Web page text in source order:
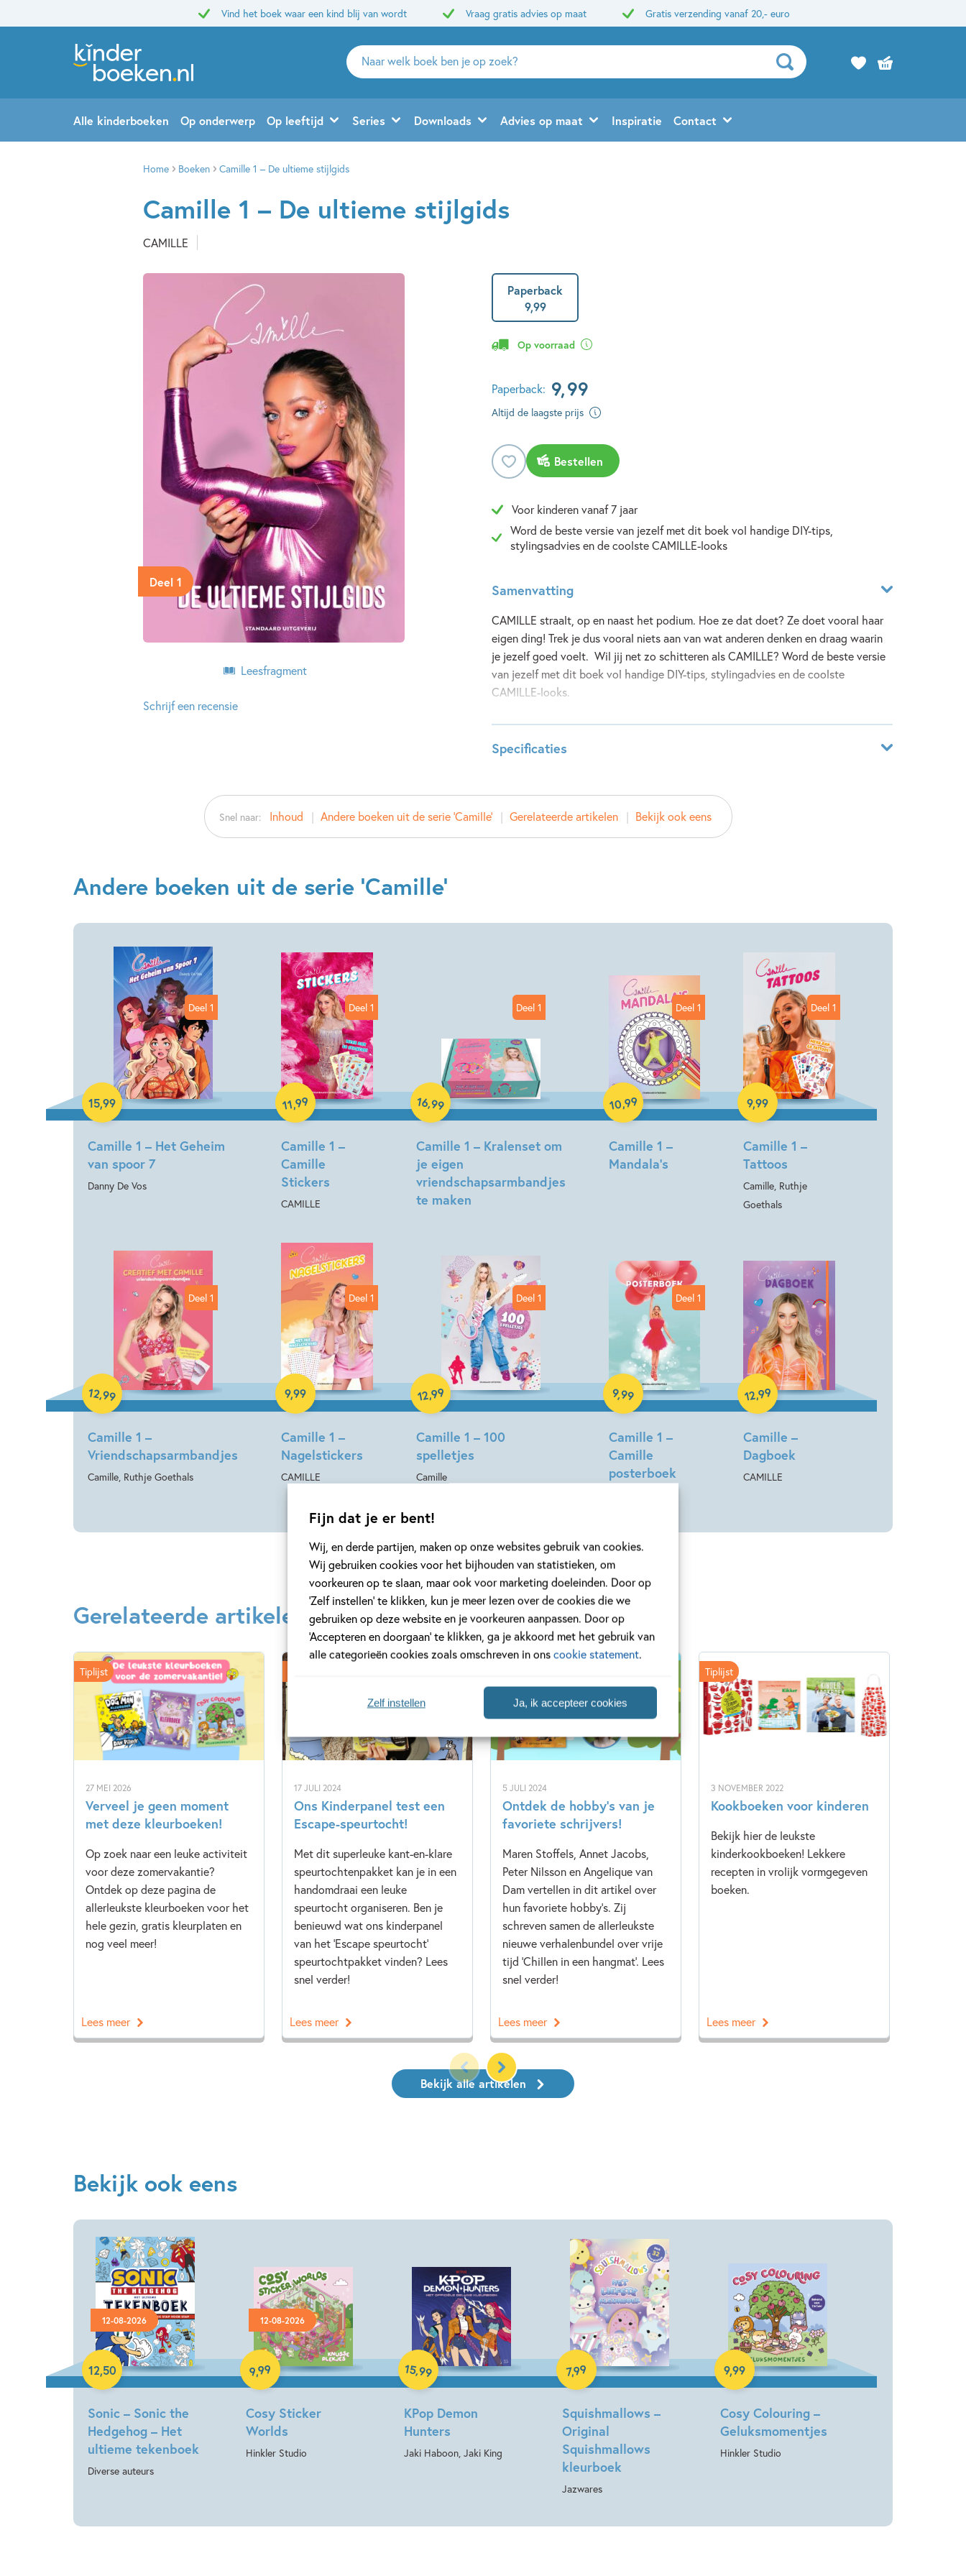
Fijn dat je er bent!
Wij, en derde partijen, maken op onze websites gebruik van cookies.
Wij gebruiken cookies voor het bijhouden van statistieken, om
voorkeuren op te slaan, maar ook voor marketing doeleinden. Door op
‘Zelf instellen’ te klikken, kun je meer lezen over de cookies die we
gebruiken op deze website en je voorkeuren aanpassen. Door op
‘Accepteren en doorgaan’ te klikken, ga je akkoord met het gebruik van
alle categorieën cookies zoals omschreven in onscookie statement.
Ja, ik accepteer cookies
Zelf instellen
Vind het boek waar een kind blij van wordt Vraag gratis advies op maat Gratis verzending vanaf 20,- euro
Zoeken
naar
en
uitgevers
Alle kinderboeken Op onderwerp Op leeftijd Series Downloads Advies op maat Inspiratie Contact
Home Boeken Camille 1 – De ultieme stijlgids
Camille 1 – De ultieme stijlgids
CAMILLE
Deel 1
Leesfragment
Schrijf een recensie
Paperback
9,99
Op voorraad
Paperback: 9,99
Altijd de laagste prijs
Bestellen
Voor kinderen vanaf 7 jaar
Word de beste versie van jezelf met dit boek vol handige DIY-tips,
stylingsadvies en de coolste CAMILLE-looks
Samenvatting
CAMILLE straalt, op en naast het podium. Hoe ze dat doet? Ze doet vooral haar
eigen ding! Trek je dus vooral niets aan van wat anderen denken en draag waarin
je jezelf goed voelt. Wil jij net zo schitteren als CAMILLE? Word de beste versie
van jezelf met dit boek vol handige DIY-tips, stylingadvies en de coolste
CAMILLE-looks.
Specificaties
NUR:
214
Type:
Paperback
Auteur(s):
CAMILLE
CAMILLE
Snel naar: Inhoud Andere boeken uit de serie 'Camille' Gerelateerde artikelen Bekijk ook eens
Andere boeken uit de serie 'Camille'
Deel 1
Camille 1 – Het Geheim
van spoor 7
Danny De Vos
15,99
Paperback
Deel 1
Camille 1 –
Camille
Stickers
CAMILLE
11,99
Spel
Deel 1
Camille 1 – Kralenset om
je eigen
vriendschapsarmbandjes
te maken
16,99
Spel
Deel 1
Camille 1 –
Mandala’s
10,99
Paperback
Deel 1
Camille 1 –
Tattoos
Camille, Ruthje
Goethals
9,99
Paperback
Deel 1
Camille 1 –
Vriendschapsarmbandjes
Camille, Ruthje Goethals
12,99
Paperback
Deel 1
Camille 1 –
Nagelstickers
CAMILLE
9,99
Paperback
Deel 1
Camille 1 – 100
spelletjes
Camille
12,99
Paperback
Deel 1
Camille 1 –
Camille
posterboek
9,99
Paperback
Camille –
Dagboek
CAMILLE
12,99
Hardcover
Gerelateerde artikelen
27 MEI 2026
Verveel je geen moment
met deze kleurboeken!
Op zoek naar een leuke activiteit
voor deze zomervakantie?
Ontdek op deze pagina de
allerleukste kleurboeken voor het
hele gezin, gratis kleurplaten en
nog veel meer!
Tiplijst
Lees meer
17 JULI 2024
Ons Kinderpanel test een
Escape-speurtocht!
Met dit superleuke kant-en-klare
speurtochtenpakket kan je in een
handomdraai een leuke
speurtocht organiseren. Ben je
benieuwd wat ons kinderpanel
van het 'Escape speurtocht'
speurtochtpakket vinden? Lees
snel verder!
Lees meer
5 JULI 2024
Ontdek de hobby’s van je
favoriete schrijvers!
Maren Stoffels, Annet Jacobs,
Peter Nilsson en Angelique van
Dam vertellen in dit artikel over
hun favoriete hobby's. Zij
schreven samen de allerleukste
nieuwe verhalenbundel over vrije
tijd 'Chillen in een hangmat'. Lees
snel verder!
Lees meer
3 NOVEMBER 2022
Kookboeken voor kinderen
Bekijk hier de leukste
kinderkookboeken! Lekkere
recepten in vrolijk vormgegeven
boeken.
Tiplijst
Lees meer
Bekijk alle artikelen
Bekijk ook eens
12-08-2026
Sonic – Sonic the
Hedgehog – Het
ultieme tekenboek
Diverse auteurs
12,50
Paperback
12-08-2026
Cosy Sticker
Worlds
Hinkler Studio
9,99
Paperback
KPop Demon
Hunters
Jaki Haboon, Jaki King
15,99
Paperback
Squishmallows –
Original
Squishmallows
kleurboek
Jazwares
7,99
Paperback
Cosy Colouring –
Geluksmomentjes
Hinkler Studio
9,99
Paperback